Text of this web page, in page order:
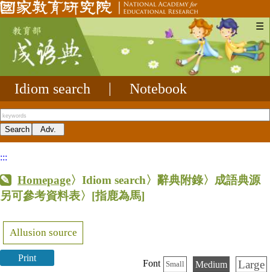
☰
Idiom search Notebook
:::
Homepage〉Idiom search〉辭典附錄〉成語典源
另可參考資料表〉 [指鹿為馬]
Allusion source
Print
Font Small Medium Large